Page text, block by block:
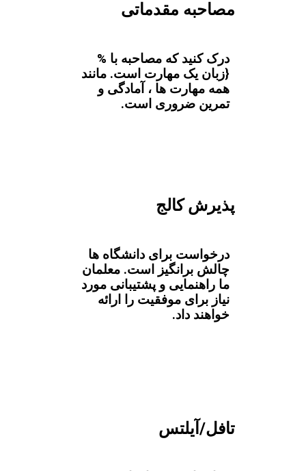
مصاحبه مقدماتی
درک کنید که مصاحبه با %
{زبان یک مهارت است. مانند
همه مهارت ها ، آمادگی و
تمرین ضروری است.
پذیرش کالج
درخواست برای دانشگاه ها
چالش برانگیز است. معلمان
ما راهنمایی و پشتیبانی مورد
نیاز برای موفقیت را ارائه
خواهند داد.
تافل/آیلتس